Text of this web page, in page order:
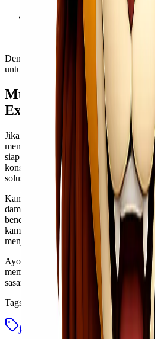
Fleksibilitas pengiriman
,
dibutuhkan untuk volume besar
mendesak.
Dengan layanan express ini, kamu tidak
untuk memastikan bantuan tiba di lokasi
Mulai Kirim Barang
Express
Jika kamu, komunitasmu, atau instansi
mengirim bantuan bencana dari
siap mendukung sepenuhnya. Kamu
konsultasikan kebutuhan
solusi terbaik sesuai kondisi di lapangan.
Kami percaya bahwa bantuan tepat
dampak besar bagi masyarakat yang
bencana. Dengan pengalaman,
kami miliki, Lionel Express akan
menjangkau lebih banyak penerima
Ayo mulai kirim bantuan sekarang dan
memastikan setiap kirimanmu tiba
sasaran.
Tags
jasa pengiriman bantuan
jasa